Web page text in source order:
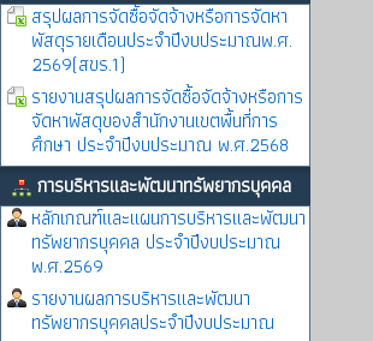
สรุปผลการจัดซื้อจัดจ้างหรือการจัดหา
พัสดุรายเดือนประจำปีงบประมาณพ.ศ.
2569(สขร.1)
รายงานสรุปผลการจัดซื้อจัดจ้างหรือการ
จัดหาพัสดุของสำนักงานเขตพื้นที่การ
ศึกษา ประจำปีงบประมาณ พ.ศ.2568
การบริหารและพัฒนาทรัพยากรบุคคล
หลักเกณฑ์และแผนการบริหารและพัฒนา
ทรัพยากรบุคคล ประจำปีงบประมาณ
พ.ศ.2569
รายงานผลการบริหารและพัฒนา
ทรัพยากรบุคคลประจำปีงบประมาณ